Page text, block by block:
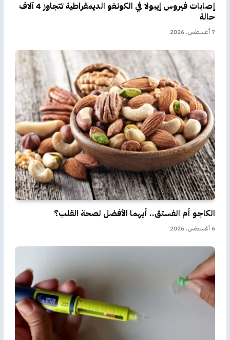
إصابات فيروس إيبولا في الكونغو الديمقراطية تتجاوز 4 آلاف
حالة
7 أغسطس، 2026
الكاجو أم الفستق.. أيهما الأفضل لصحة القلب؟
6 أغسطس، 2026